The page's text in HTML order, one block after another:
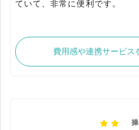
ていて、非常に便利です。
費用感や連携サービス